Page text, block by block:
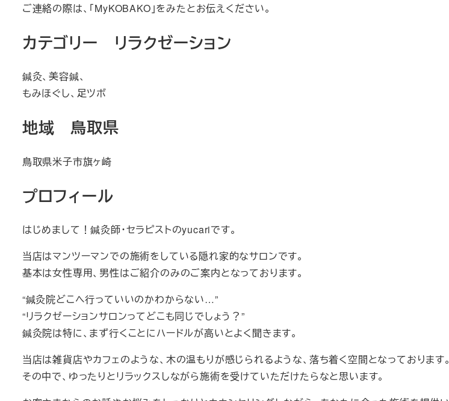
ご連絡の際は、「MyKOBAKO」をみたとお伝えください。
カテゴリー リラクゼーション
鍼灸、美容鍼、
もみほぐし、足ツボ
地域 鳥取県
鳥取県米子市旗ヶ崎
プロフィール
はじめまして！鍼灸師・セラピストのyucariです。
当店はマンツーマンでの施術をしている隠れ家的なサロンです。
基本は女性専用、男性はご紹介のみのご案内となっております。
“鍼灸院どこへ行っていいのかわからない…”
“リラクゼーションサロンってどこも同じでしょう？”
鍼灸院は特に、まず行くことにハードルが高いとよく聞きます。
当店は雑貨店やカフェのような、木の温もりが感じられるような、落ち着く空間となっております。
その中で、ゆったりとリラックスしながら施術を受けていただけたらなと思います。